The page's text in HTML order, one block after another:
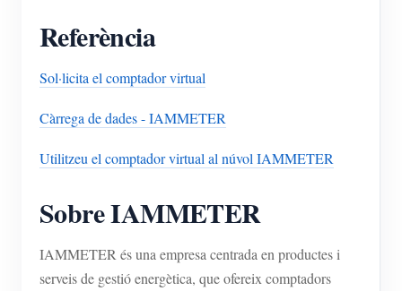
Referència
Sol·licita el comptador virtual
Càrrega de dades - IAMMETER
Utilitzeu el comptador virtual al núvol IAMMETER
Sobre IAMMETER
IAMMETER és una empresa centrada en productes i
serveis de gestió energètica, que ofereix comptadors